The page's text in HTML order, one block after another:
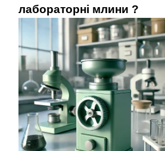
лабораторні млини ?